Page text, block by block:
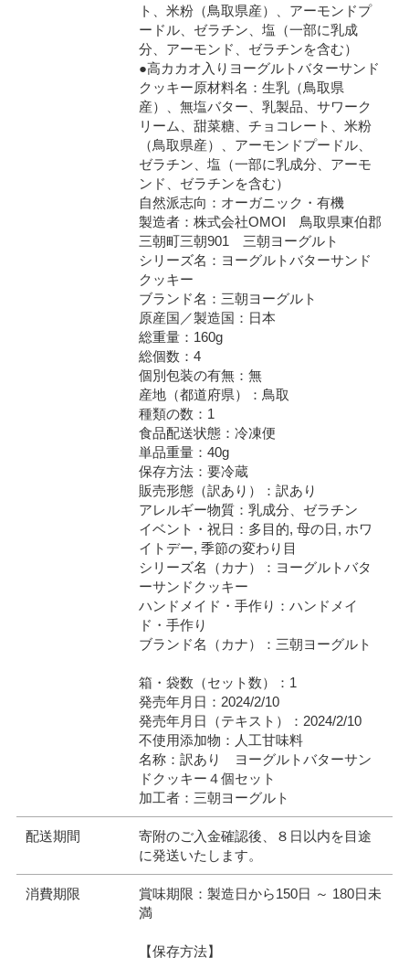
ト、米粉（鳥取県産）、アーモンドプ
ードル、ゼラチン、塩（一部に乳成
分、アーモンド、ゼラチンを含む）
●高カカオ入りヨーグルトバターサンド
クッキー原材料名：生乳（鳥取県
産）、無塩バター、乳製品、サワーク
リーム、甜菜糖、チョコレート、米粉
（鳥取県産）、アーモンドプードル、
ゼラチン、塩（一部に乳成分、アーモ
ンド、ゼラチンを含む）
自然派志向：オーガニック・有機
製造者：株式会社OMOI 鳥取県東伯郡
三朝町三朝901 三朝ヨーグルト
シリーズ名：ヨーグルトバターサンド
クッキー
ブランド名：三朝ヨーグルト
原産国／製造国：日本
総重量：160g
総個数：4
個別包装の有無：無
産地（都道府県）：鳥取
種類の数：1
食品配送状態：冷凍便
単品重量：40g
保存方法：要冷蔵
販売形態（訳あり）：訳あり
アレルギー物質：乳成分、ゼラチン
イベント・祝日：多目的, 母の日, ホワ
イトデー, 季節の変わり目
シリーズ名（カナ）：ヨーグルトバタ
ーサンドクッキー
ハンドメイド・手作り：ハンドメイ
ド・手作り
ブランド名（カナ）：三朝ヨーグルト
箱・袋数（セット数）：1
発売年月日：2024/2/10
発売年月日（テキスト）：2024/2/10
不使用添加物：人工甘味料
名称：訳あり ヨーグルトバターサン
ドクッキー４個セット
加工者：三朝ヨーグルト
配送期間
寄附のご入金確認後、８日以内を目途
に発送いたします。
消費期限
賞味期限：製造日から150日 ～ 180日未
満
【保存方法】